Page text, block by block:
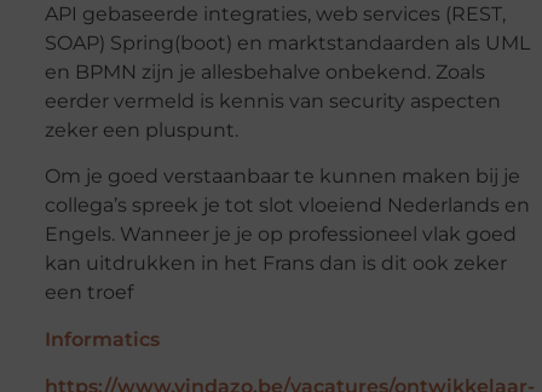
API gebaseerde integraties, web services (REST,
SOAP) Spring(boot) en marktstandaarden als UML
en BPMN zijn je allesbehalve onbekend. Zoals
eerder vermeld is kennis van security aspecten
zeker een pluspunt.
Om je goed verstaanbaar te kunnen maken bij je
collega’s spreek je tot slot vloeiend Nederlands en
Engels. Wanneer je je op professioneel vlak goed
kan uitdrukken in het Frans dan is dit ook zeker
een troef
Informatics
https://www.vindazo.be/vacatures/ontwikkelaar-